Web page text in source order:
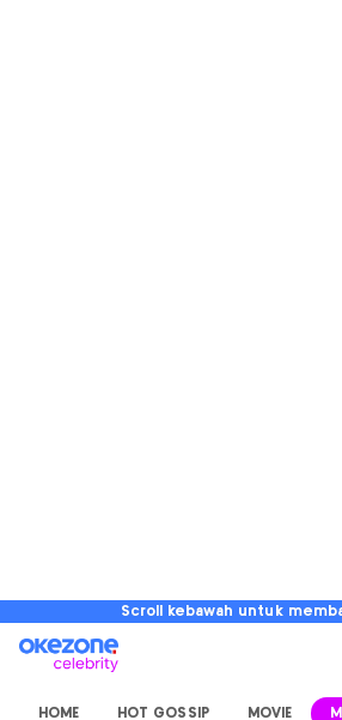
Scroll kebawah untuk
HOME HOT GOSSIP MOVIE